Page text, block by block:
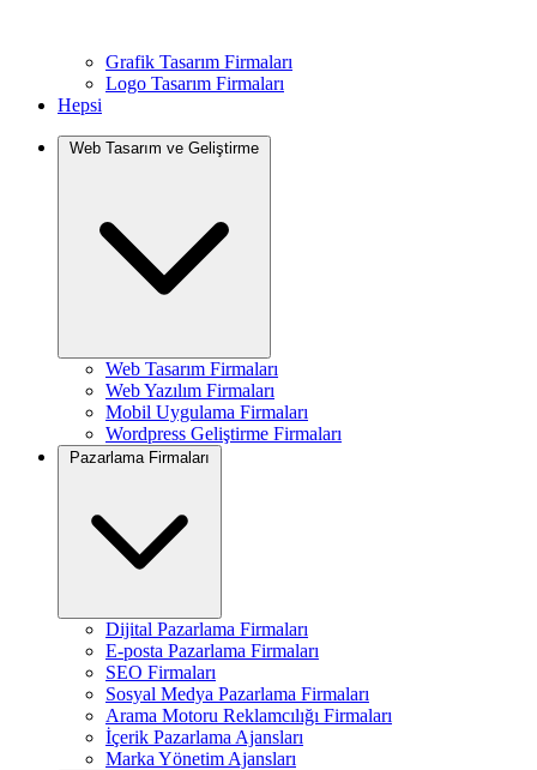
Grafik Tasarım Firmaları
Logo Tasarım Firmaları
Hepsi
Web Tasarım ve Geliştirme
Web Tasarım Firmaları
Web Yazılım Firmaları
Mobil Uygulama Firmaları
Wordpress Geliştirme Firmaları
Pazarlama Firmaları
Dijital Pazarlama Firmaları
E-posta Pazarlama Firmaları
SEO Firmaları
Sosyal Medya Pazarlama Firmaları
Arama Motoru Reklamcılığı Firmaları
İçerik Pazarlama Ajansları
Marka Yönetim Ajansları